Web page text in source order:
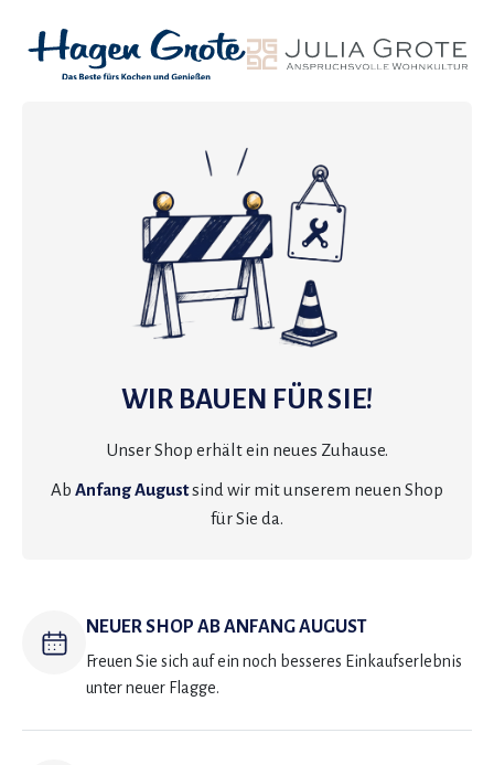
WIR BAUEN FÜR SIE!
Unser Shop erhält ein neues Zuhause.
Ab Anfang Augustsind wir mit unserem neuen Shop
für Sie da.
NEUER SHOP AB ANFANG AUGUST
Freuen Sie sich auf ein noch besseres Einkaufserlebnis
unter neuer Flagge.